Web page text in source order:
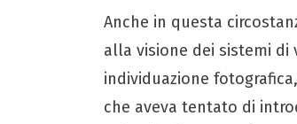
Anche in questa
alla visione dei sistemi di
individuazione
che aveva tentato di